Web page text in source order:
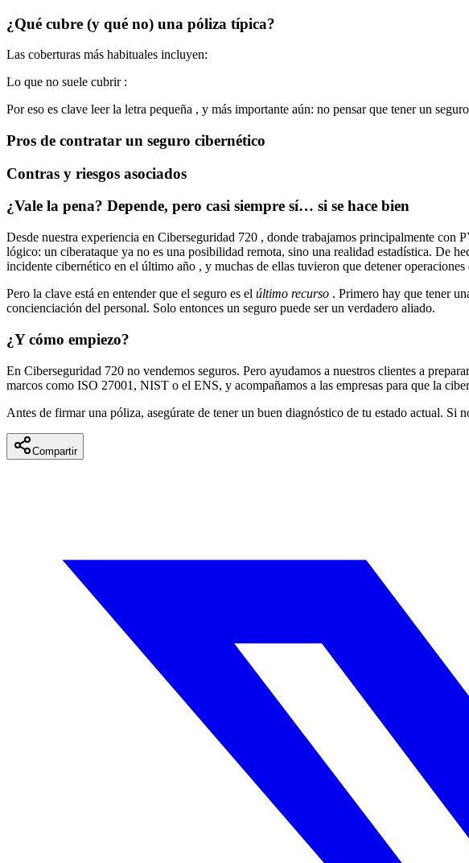
¿Qué cubre (y qué no) una póliza típica?
Las coberturas más habituales incluyen:
Lo que no suele cubrir:
Por eso es clave leer la letra pequeña , y más importante aún: no pensar que tener un
Pros de contratar un seguro cibernético
Contras y riesgos asociados
¿Vale la pena? Depende, pero casi siempre sí… si se hace bien
Desde nuestra experiencia en Ciberseguridad 720 , donde trabajamos principalmente con
lógico: un ciberataque ya no es una posibilidad remota, sino una realidad estadística. De
incidente cibernético en el último año , y muchas de ellas tuvieron que detener operaciones
Pero la clave está en entender que el seguro es el último recurso . Primero hay que tener
concienciación del personal. Solo entonces un seguro puede ser un verdadero aliado.
¿Y cómo empiezo?
En Ciberseguridad 720 no vendemos seguros. Pero ayudamos a nuestros clientes a
marcos como ISO 27001, NIST o el ENS, y acompañamos a las empresas para que la
Antes de firmar una póliza, asegúrate de tener un buen diagnóstico de tu estado actual.
Compartir